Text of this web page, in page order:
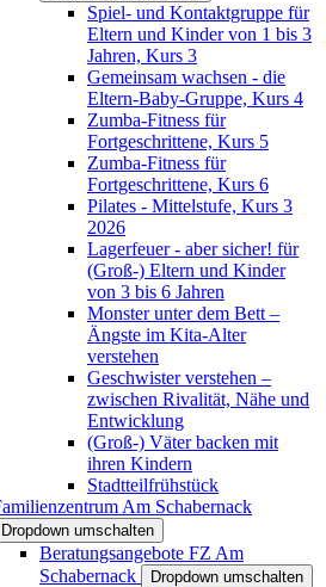
Spiel- und Kontaktgruppe für
Eltern und Kinder von 1 bis 3
Jahren, Kurs 3
Gemeinsam wachsen - die
Eltern-Baby-Gruppe, Kurs 4
Zumba-Fitness für
Fortgeschrittene, Kurs 5
Zumba-Fitness für
Fortgeschrittene, Kurs 6
Pilates - Mittelstufe, Kurs 3
2026
Lagerfeuer - aber sicher! für
(Groß-) Eltern und Kinder
von 3 bis 6 Jahren
Monster unter dem Bett –
Ängste im Kita-Alter
verstehen
Geschwister verstehen –
zwischen Rivalität, Nähe und
Entwicklung
(Groß-) Väter backen mit
ihren Kindern
Stadtteilfrühstück
Am Schabernack
Dropdown umschalten
Beratungsangebote FZ Am
Schabernack
Dropdown umschalten